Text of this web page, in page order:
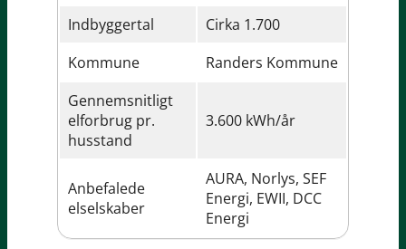
Indbyggertal
Cirka 1.700
Kommune
Randers Kommune
Gennemsnitligt
elforbrug pr.
husstand
3.600 kWh/år
Anbefalede
elselskaber
AURA, Norlys, SEF
Energi, EWII, DCC
Energi